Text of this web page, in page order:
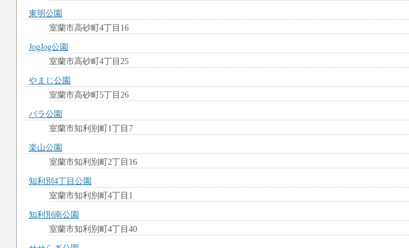
東明公園
室蘭市高砂町4丁目16
JogJog公園
室蘭市高砂町4丁目25
やまじ公園
室蘭市高砂町5丁目26
バラ公園
室蘭市知利別町1丁目7
楽山公園
室蘭市知利別町2丁目16
知利別4丁目公園
室蘭市知利別町4丁目1
知利別南公園
室蘭市知利別町4丁目40